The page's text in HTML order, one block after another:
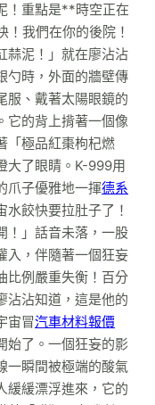
！重點是**時空正在
我們在你的後院！
泥！」就在廖沾沾
勺時，外面的牆壁傳
服、戴著太陽眼鏡的
它的背上揹著一個像
「極品紅棗枸杞燃
了眼睛。K-999用
爪子優雅地一揮德系
水餃快要拉肚子了！
！」話音未落，一股
入，伴隨著一個狂妄
比例嚴重失衡！百分
沾沾知道，這是他的
宙冒汽車材料報價
始了。一個狂妄的影
一瞬間被極端的酸氣
緩緩漂浮進來，它的